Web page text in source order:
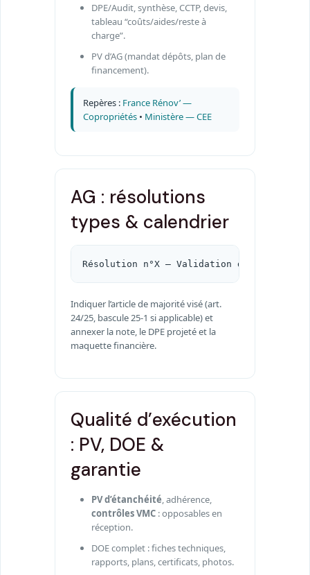
DPE/Audit, synthèse, CCTP, devis,
tableau “coûts/aides/reste à
charge”.
PV d’AG (mandat dépôts, plan de
financement).
Repères : France Rénov’ —
Copropriétés • Ministère — CEE
AG : résolutions
types & calendrier
Résolution n°X — Validation de la
Indiquer l’article de majorité visé (art.
24/25, bascule 25-1 si applicable) et
annexer la note, le DPE projeté et la
maquette financière.
Qualité d’exécution
: PV, DOE &
garantie
PV d’étanchéité , adhérence,
contrôles VMC : opposables en
réception.
DOE complet : fiches techniques,
rapports, plans, certificats, photos.